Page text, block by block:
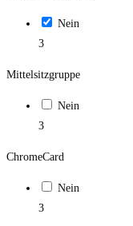
Nein
3
Mittelsitzgruppe
Nein
3
ChromeCard
Nein
3